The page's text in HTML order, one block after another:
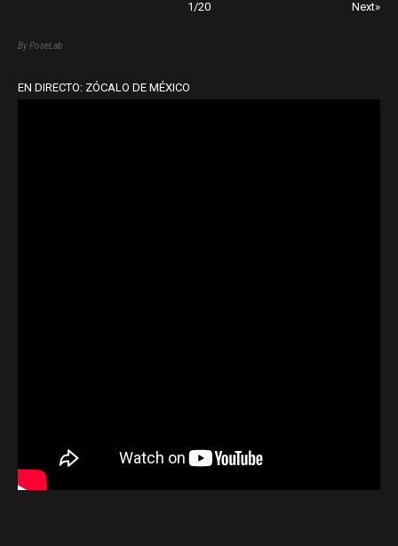
1 /20 Next»
By PoseLab
EN DIRECTO: ZÓCALO DE MÉXICO